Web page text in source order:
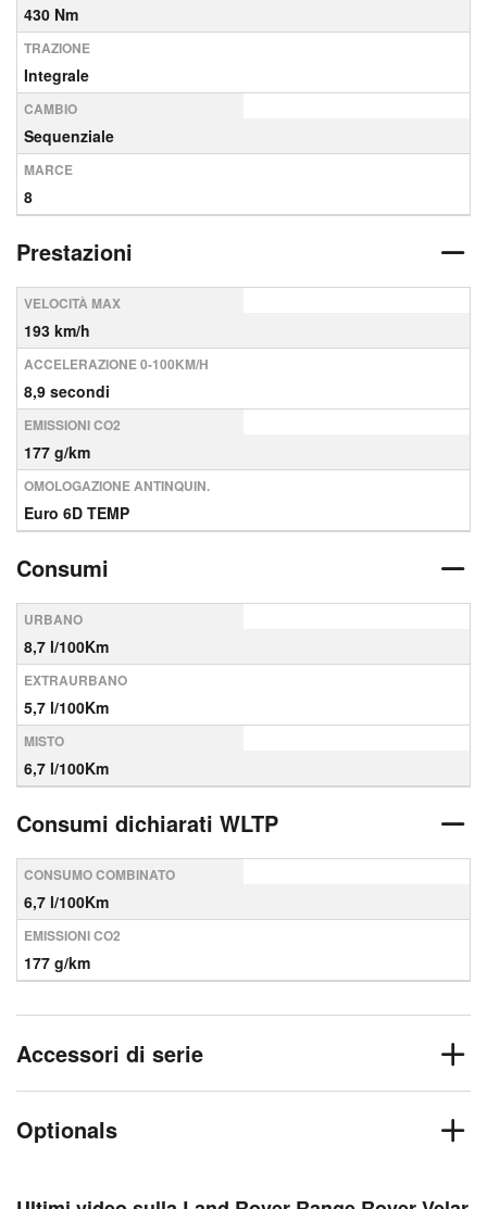
430 Nm
TRAZIONE
Integrale
CAMBIO
Sequenziale
MARCE
8
Prestazioni
VELOCITÀ MAX
193 km/h
ACCELERAZIONE 0-100KM/H
8,9 secondi
EMISSIONI CO2
177 g/km
OMOLOGAZIONE ANTINQUIN.
Euro 6D TEMP
Consumi
URBANO
8,7 l/100Km
EXTRAURBANO
5,7 l/100Km
MISTO
6,7 l/100Km
Consumi dichiarati WLTP
CONSUMO COMBINATO
6,7 l/100Km
EMISSIONI CO2
177 g/km
Accessori di serie
Optionals